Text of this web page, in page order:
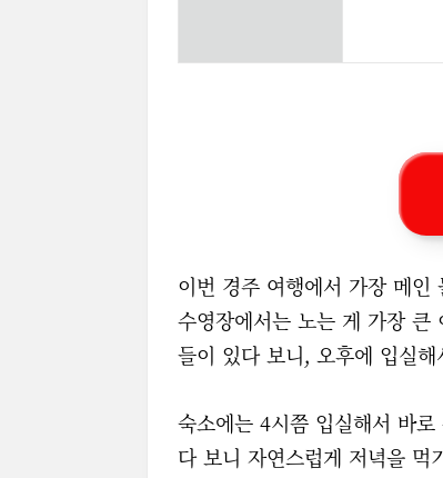
이번 경주 여행에서 가장 메인
수영장에서는 노는 게 가장 큰
들이 있다 보니, 오후에 입실
숙소에는 4시쯤 입실해서 바
다 보니 자연스럽게 저녁을 먹